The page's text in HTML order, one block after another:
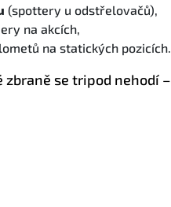
(spottery u odstřelovačů),
na akcích,
na statických pozicích.
zbraně se tripod nehodí –